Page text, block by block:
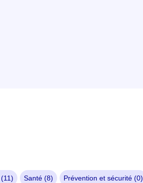
Santé (8) Prévention et sécurité (0)